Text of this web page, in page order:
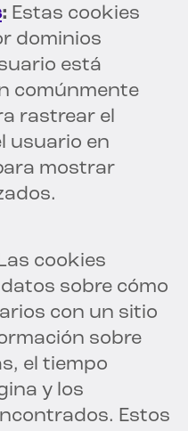
: Estas cookies
dominios
está
comúnmente
rastrear el
usuario en
mostrar
cookies
sobre cómo
con un sitio
sobre
el tiempo
y los
Estos